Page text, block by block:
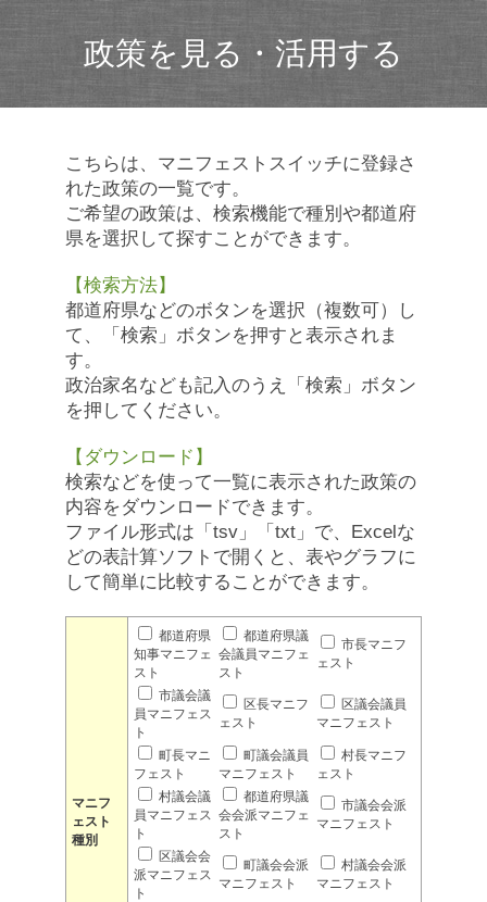
政策を見る・活用する
こちらは、マニフェストスイッチに登録さ
れた政策の一覧です。
ご希望の政策は、検索機能で種別や都道府
県を選択して探すことができます。
【検索方法】
都道府県などのボタンを選択（複数可）し
て、「検索」ボタンを押すと表示されま
す。
政治家名なども記入のうえ「検索」ボタン
を押してください。
【ダウンロード】
検索などを使って一覧に表示された政策の
内容をダウンロードできます。
ファイル形式は「tsv」「txt」で、Excelな
どの表計算ソフトで開くと、表やグラフに
して簡単に比較することができます。
マニフ
ェスト
種別
都道府県
知事マニフェ
スト
都道府県議
会議員マニフェ
スト
市長マニフ
ェスト
市議会議
員マニフェス
ト
区長マニフ
ェスト
区議会議員
マニフェスト
町長マニ
フェスト
町議会議員
マニフェスト
村長マニフ
ェスト
村議会議
員マニフェス
ト
都道府県議
会会派マニフェ
スト
市議会会派
マニフェスト
区議会会
派マニフェス
ト
町議会会派
マニフェスト
村議会会派
マニフェスト